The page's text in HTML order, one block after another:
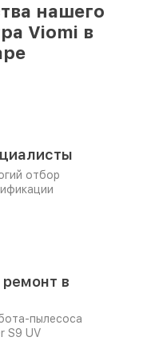
нашего
Viomi в
отбор
в
пылесоса
S9 UV